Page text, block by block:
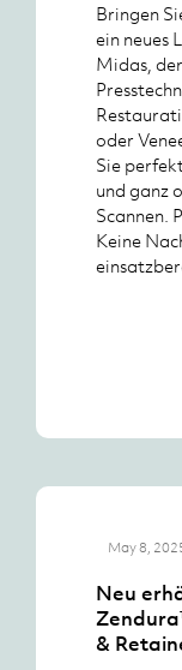
Bringen
ein neues
Midas,
oder
Sie
und ganz
Scannen.
Keine
May 8,
Neu
&